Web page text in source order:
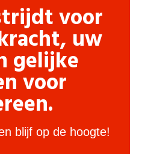
voor
uw
gelijke
voor
blijf op de hoogte!